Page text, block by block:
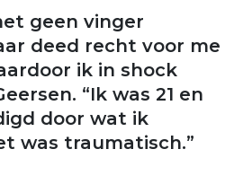
geen vinger
deed recht voor me
ik in shock
“Ik was 21 en
door wat ik
was traumatisch.”